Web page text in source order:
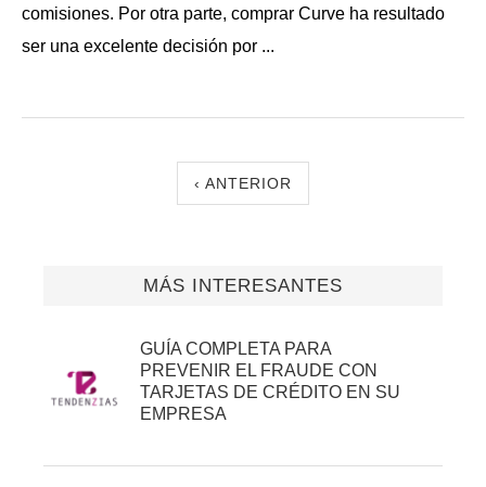
comisiones. Por otra parte, comprar Curve ha resultado
ser una excelente decisión por ...
‹ ANTERIOR
MÁS INTERESANTES
GUÍA COMPLETA PARA
PREVENIR EL FRAUDE CON
TARJETAS DE CRÉDITO EN SU
EMPRESA